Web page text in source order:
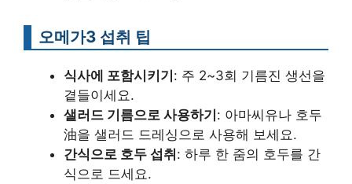
오메가3 섭취 팁
식사에 포함시키기: 주 2~3회 기름진 생선을
곁들이세요.
샐러드 기름으로 사용하기: 아마씨유나 호두
油을 샐러드 드레싱으로 사용해 보세요.
간식으로 호두 섭취: 하루 한 줌의 호두를 간
식으로 드세요.